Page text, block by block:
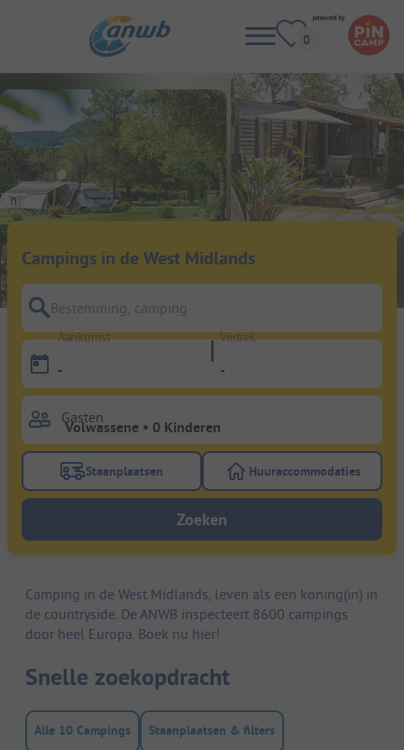
Campings in de West Midlands
Bestemming, camping
Aankomst
-
Vertrek
-
Gasten
Gebruik de filterknop staanplaatsen om te zoeken
Staanplaatsen Gebruik de
Huuraccommodaties
Zoeken
Camping in de West Midlands, leven als een koning(in) in
de countryside. De ANWB inspecteert 8600 campings
door heel Europa. Boek nu hier!
Snelle zoekopdracht
Alle 10 Campings Staanplaatsen & filters